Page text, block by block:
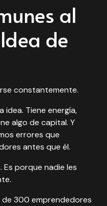
al
de
constantemente.
idea. Tiene energía,
algo de capital. Y
errores que
antes que él.
Es porque nadie les
300 emprendedores